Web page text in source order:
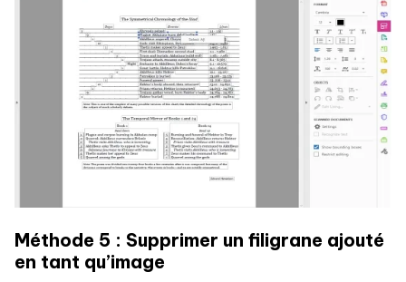
Méthode 5 : Supprimer un filigrane ajouté
en tant qu’image